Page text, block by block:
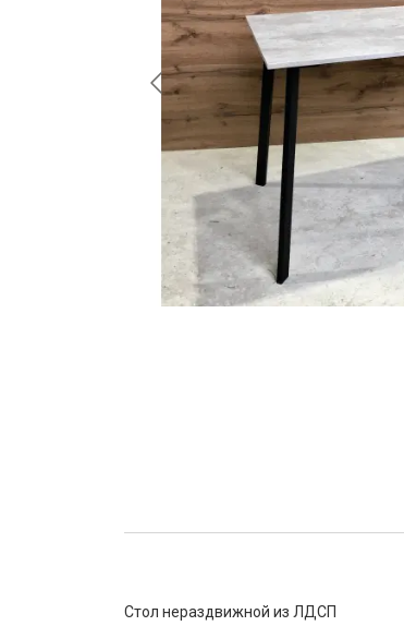
Стол нераздвижной из ЛДСП